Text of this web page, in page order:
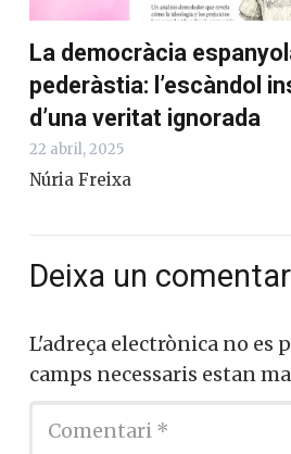
La democràcia
pederàstia: l’escàndol
d’una veritat ignorada
22 abril, 2025
Núria Freixa
Deixa un
L'adreça electrònica no es
camps necessaris estan